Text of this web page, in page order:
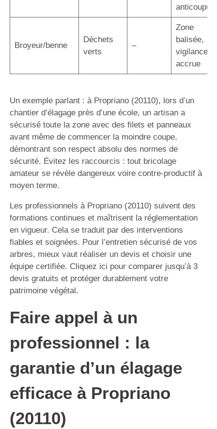
Broyeur/benne
Déchets
verts
–
Zone
balisée,
vigilance
accrue
Un exemple parlant : à Propriano (20110), lors d’un
chantier d’élagage près d’une école, un artisan a
sécurisé toute la zone avec des filets et panneaux
avant même de commencer la moindre coupe,
démontrant son respect absolu des normes de
sécurité. Évitez les raccourcis : tout bricolage
amateur se révèle dangereux voire contre-productif à
moyen terme.
Les professionnels à Propriano (20110) suivent des
formations continues et maîtrisent la réglementation
en vigueur. Cela se traduit par des interventions
fiables et soignées. Pour l’entretien sécurisé de vos
arbres, mieux vaut réaliser un devis et choisir une
équipe certifiée. Cliquez ici pour comparer jusqu’à 3
devis gratuits et protéger durablement votre
patrimoine végétal.
Faire appel à un
professionnel : la
garantie d’un élagage
efficace à Propriano
(20110)